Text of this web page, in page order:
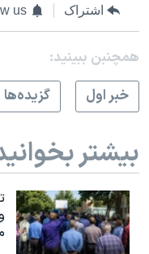
اشتراک us
همچنبن ببینید:
خبر اول
گزيده‌ها
بیشتر